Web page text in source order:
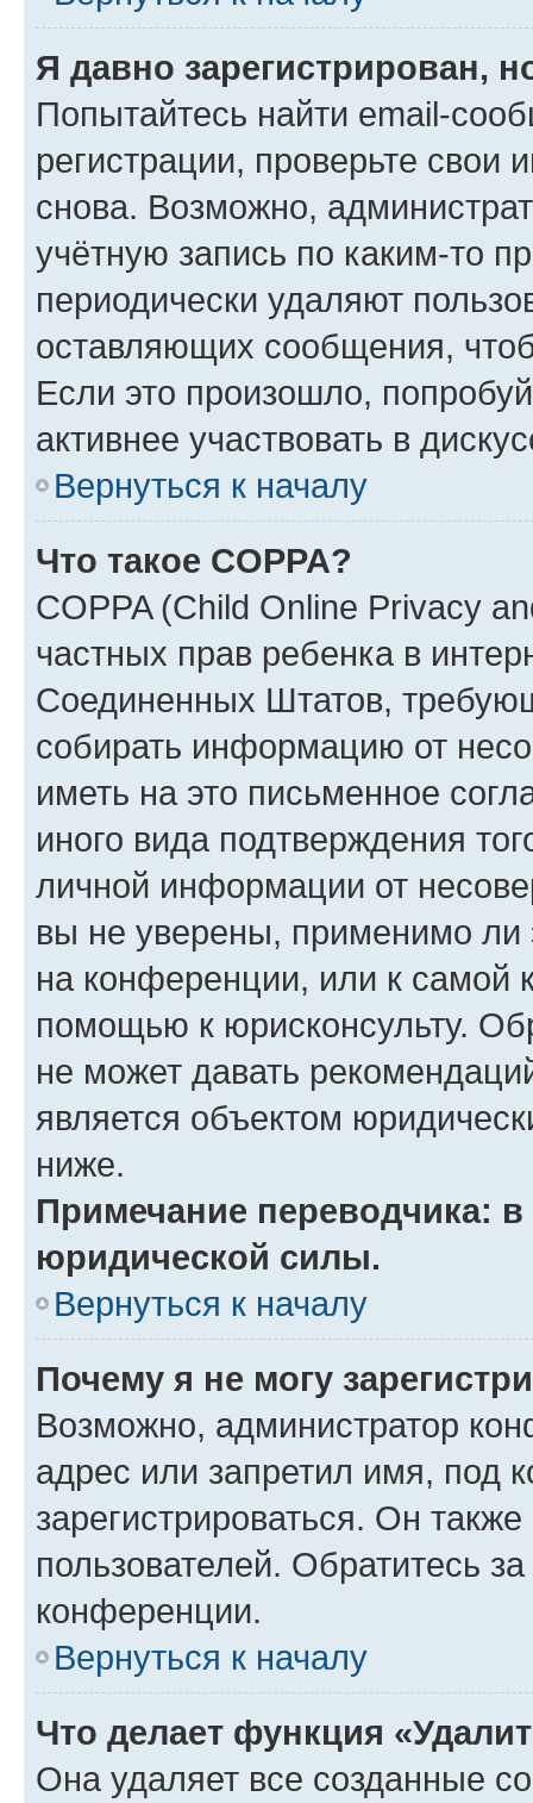
Я давно зарегистрирован,
Попытайтесь найти email-
регистрации, проверьте свои
снова. Возможно,
учётную запись по каким-то
периодически удаляют
оставляющих сообщения,
Если это произошло,
активнее участвовать в
Вернуться к началу
Что такое COPPA?
COPPA (Child Online Privacy
частных прав ребенка в
Соединенных Штатов,
собирать информацию от
иметь на это письменное
иного вида подтверждения
личной информации от
вы не уверены, применимо ли
на конференции, или к самой
помощью к юрисконсульту.
не может давать
является объектом
ниже.
Примечание переводчика:
юридической силы.
Вернуться к началу
Почему я не могу
Возможно, администратор
адрес или запретил имя, под
зарегистрироваться. Он
пользователей. Обратитесь
конференции.
Вернуться к началу
Что делает функция
Она удаляет все созданные